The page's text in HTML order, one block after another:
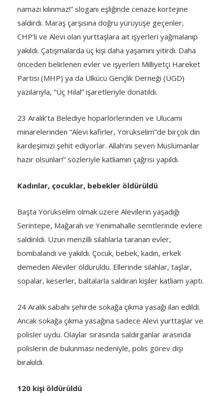
namazı kılınmaz!” sloganı eşliğinde cenaze kortejine
saldırdı. Maraş çarşısına doğ­ru yürüyüşe geçenler,
CHP’li ve Alevi olan yurt­taşlara ait işyerleri yağmalanıp
yakıldı. Çatışmalarda üç kişi daha yaşamını yitirdi. Daha
önceden belirle­nen evler ve işyerleri Milliyetçi Hareket
Partisi (MHP) ya da Ülkücü Gençlik Derneği (ÜGD)
yazılarıyla, “Üç Hilal” işaretleriyle donatıldı.
23 Aralık’ta Be­lediye hoparlörlerinden ve Ulucami
minarelerin­den “Alevi kafirler, Yörükselim”de birçok din
kardeşimizi şehit ediyorlar. Al­lah’ını seven Müslümanlar
hazır olsunlar!” sözleriyle katliamın çağrısı yapıldı.
Kadınlar, çocuklar, bebekler öldürüldü
Başta Yörükselim olmak üzere Alevilerin yaşadı­ğı
Serintepe, Mağarah ve Yenimahalle semtlerinde evlere
saldırıldı. Uzun menzilli silahlarla taranan evler,
bombalandı ve yakıldı. Çocuk, bebek, kadın, erkek
demeden Aleviler öldürüldü. Ellerinde silahlar, taşlar,
sopalar, keserler, bal­talarla saldıran kişiler katli­am yaptı.
24 Aralık sabahı şehirde sokağa çıkma yasağı ilan edildi.
Ancak sokağa çıkma yasağına sadece Alevi yurttaşlar ve
polisler uydu. Olaylar sırasında saldırganlar ara­sında
polislerin de bulunması nedeniyle, polis gö­rev dışı
bırakıldı.
120 kişi öldürüldü